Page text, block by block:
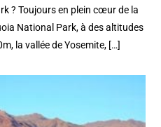
? Toujours en plein cœur de la
National Park, à des altitudes
la vallée de Yosemite, […]